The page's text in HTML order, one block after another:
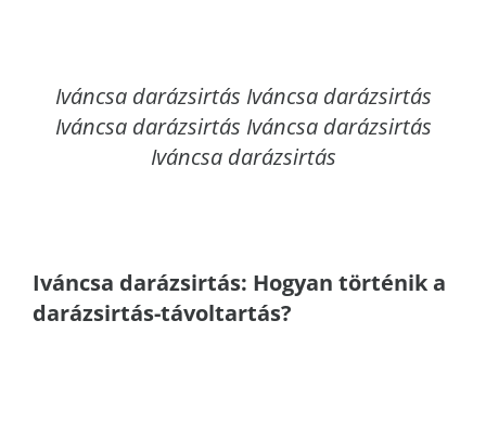
Iváncsadarázsirtás Iváncsa darázsirtás
Iváncsa darázsirtás Iváncsa darázsirtás
Iváncsa darázsirtás
Iváncsa darázsirtás: Hogyan történik a
darázsirtás-távoltartás?